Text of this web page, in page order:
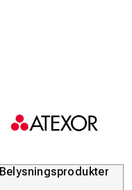
Belysningsprodukter